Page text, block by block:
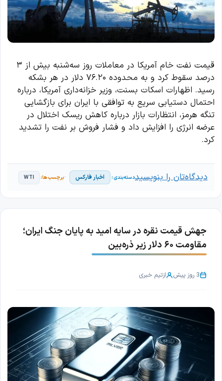
قیمت نفت خام آمریکا در معاملات روز سه‌شنبه بیش از ۳
درصد سقوط کرد و به محدوده ۷۶.۲۰ دلار در هر بشکه
رسید. اظهارات اسکات بسنت، وزیر خزانه‌داری آمریکا، درباره
احتمال دستیابی سریع به توافقی با ایران برای بازگشایی
تنگه هرمز، انتظارات بازار درباره کاهش ریسک اختلال در
عرضه انرژی را افزایش داد و فشار فروش بر نفت را تشدید
کرد.
اخبار فارکس WTI دیدگاه‌تان را بنویسید
جهش قیمت نقره در سایه امید به پایان جنگ ایران؛
مقاومت ۶۰ دلار زیر ذره‌بین
3 روز پیش ازتیم خبری